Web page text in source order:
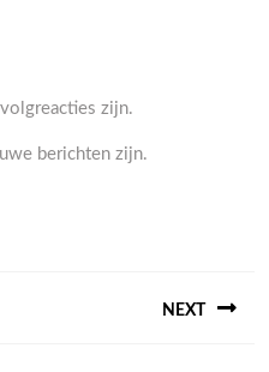
zijn.
berichten zijn.
NEXT